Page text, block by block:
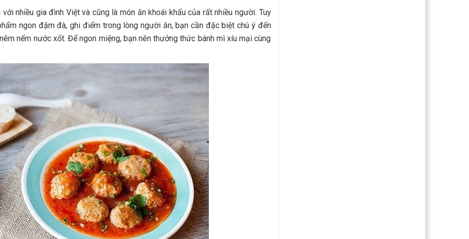
nhiều gia đình Việt và cũng là món ăn khoái khẩu của rất nhiều người. Tuy
ngon đậm đà, ghi điểm trong lòng người ăn, bạn cần đặc biệt chú ý đến
nếm nước xốt. Để ngon miệng, bạn nên thưởng thức bánh mì xíu mại cùng